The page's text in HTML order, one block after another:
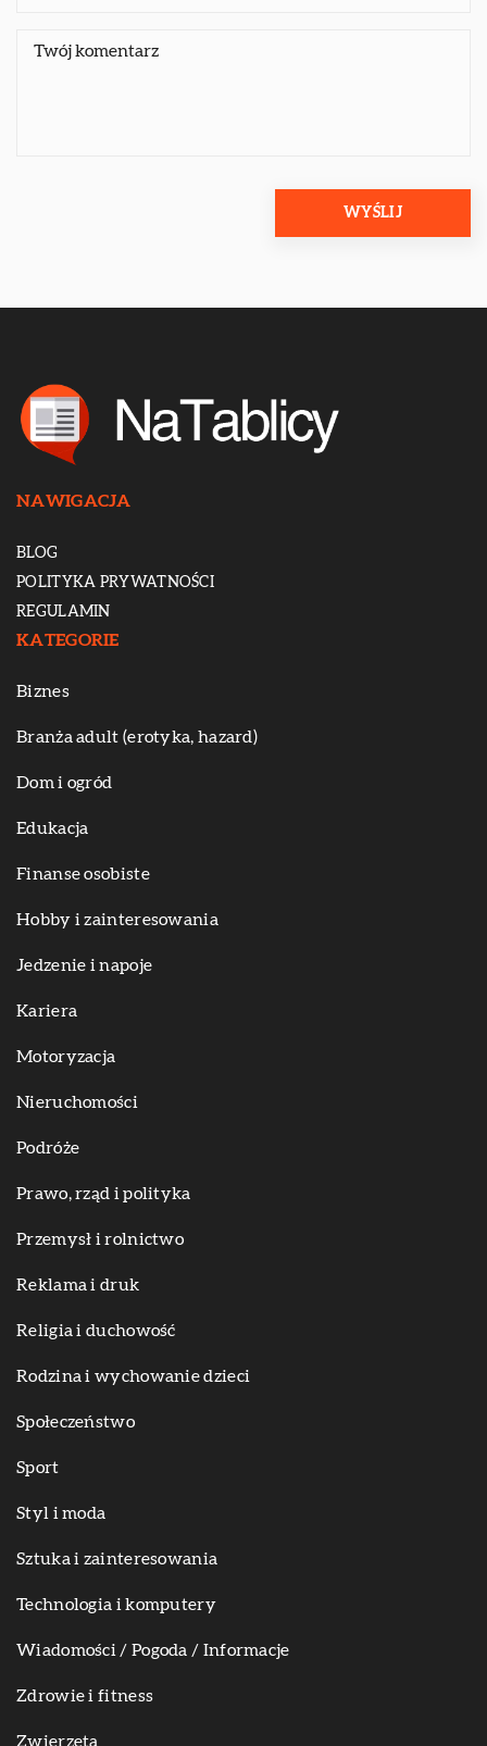
NAWIGACJA
BLOG
POLITYKA PRYWATNOŚCI
REGULAMIN
KATEGORIE
Biznes
Branża adult (erotyka, hazard)
Dom i ogród
Edukacja
Finanse osobiste
Hobby i zainteresowania
Jedzenie i napoje
Kariera
Motoryzacja
Nieruchomości
Podróże
Prawo, rząd i polityka
Przemysł i rolnictwo
Reklama i druk
Religia i duchowość
Rodzina i wychowanie dzieci
Społeczeństwo
Sport
Styl i moda
Sztuka i zainteresowania
Technologia i komputery
Wiadomości / Pogoda / Informacje
Zdrowie i fitness
Zwierzęta